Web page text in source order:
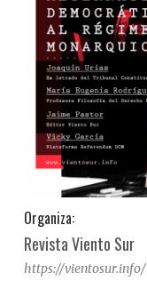
Organiza:
Revista Viento Sur
https://vientosur.info/